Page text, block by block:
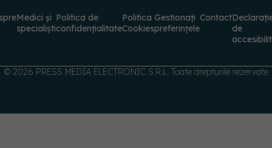
Medici și
specialiști
Politica de
confidențialitate
Politica
Cookies
Gestionați
preferințele
Contact
de
© 2026 PRESS MEDIA ELECTRONIC S.R.L. Toate drepturile rezervate